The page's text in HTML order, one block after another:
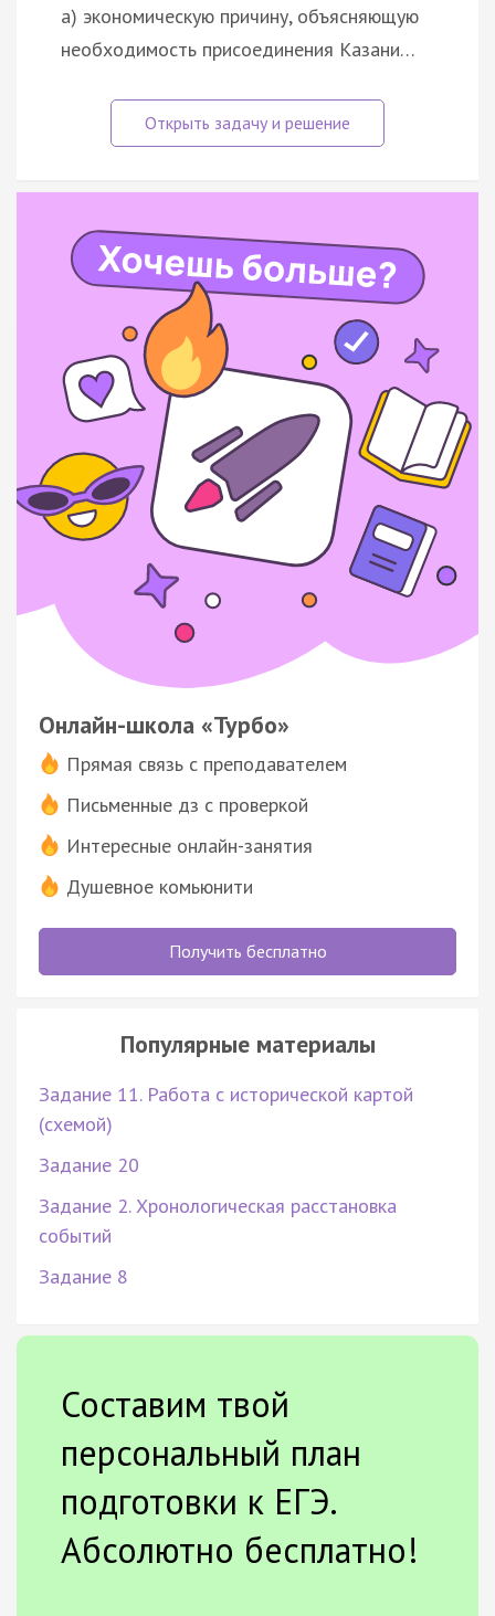
а) экономическую причину, объясняющую
необходимость присоединения Казани…
Онлайн-школа «Турбо»
Прямая связь с преподавателем
Письменные дз с проверкой
Интересные онлайн-занятия
Душевное комьюнити
Получить бесплатно
Популярные материалы
Задание 11. Работа с исторической картой
(схемой)
Задание 20
Задание 2. Хронологическая расстановка
событий
Задание 8
Составим твой
персональный план
подготовки к ЕГЭ.
Абсолютно бесплатно!